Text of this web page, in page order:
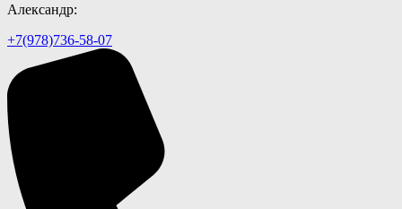
Александр:
+7(978)736-58-07